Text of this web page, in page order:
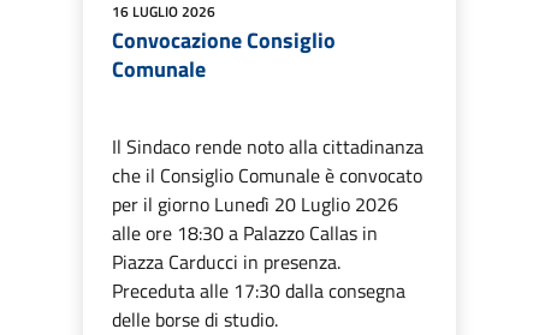
16 LUGLIO 2026
Convocazione Consiglio
Comunale
Il Sindaco rende noto alla cittadinanza
che il Consiglio Comunale è convocato
per il giorno Lunedì 20 Luglio 2026
alle ore 18:30 a Palazzo Callas in
Piazza Carducci in presenza.
Preceduta alle 17:30 dalla consegna
delle borse di studio.